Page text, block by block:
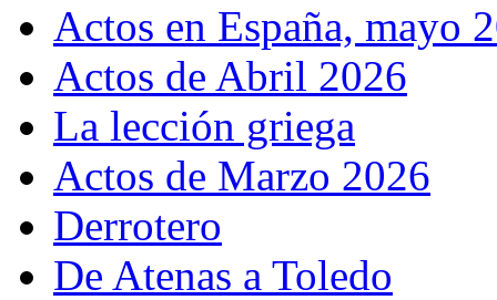
Actos en España, mayo
Actos de Abril 2026
La lección griega
Actos de Marzo 2026
Derrotero
De Atenas a Toledo